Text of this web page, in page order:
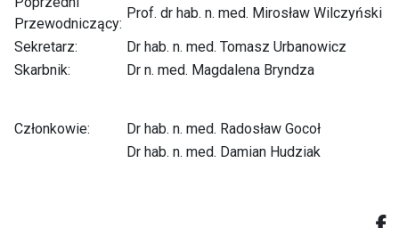
Przewodniczący:
Prof. dr hab. n. med. Mirosław Wilczyński
Sekretarz:
Dr hab. n. med. Tomasz Urbanowicz
Skarbnik:
Dr n. med. Magdalena Bryndza
Członkowie:
Dr hab. n. med. Radosław Gocoł
Dr hab. n. med. Damian Hudziak